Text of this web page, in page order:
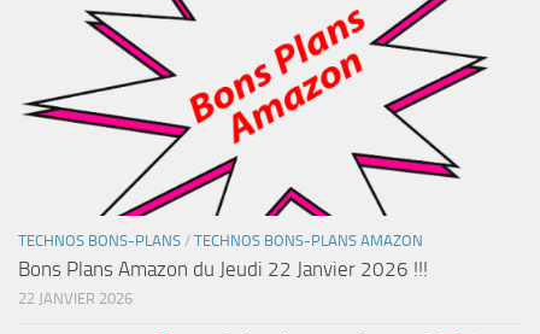
TECHNOS BONS-PLANS / TECHNOS BONS-PLANS AMAZON
Bons Plans Amazon du Jeudi 22 Janvier 2026 !!!
22 JANVIER 2026